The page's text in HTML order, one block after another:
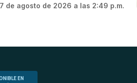
7 de agosto de 2026 a las 2:49 p.m.
EN